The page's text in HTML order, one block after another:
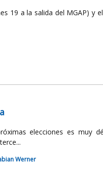
19 a la salida del MGAP) y
elecciones es muy
Werner